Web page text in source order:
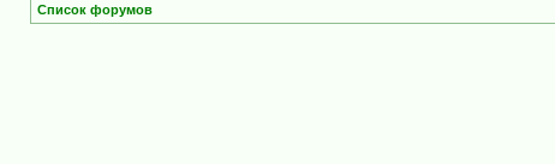
Список форумов